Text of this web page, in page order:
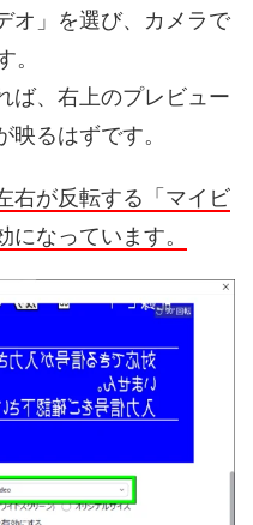
オ」を選び、カメラで
。
ば、右上のプレビュー
るはずです。
右が反転する「マイビ
なっています。